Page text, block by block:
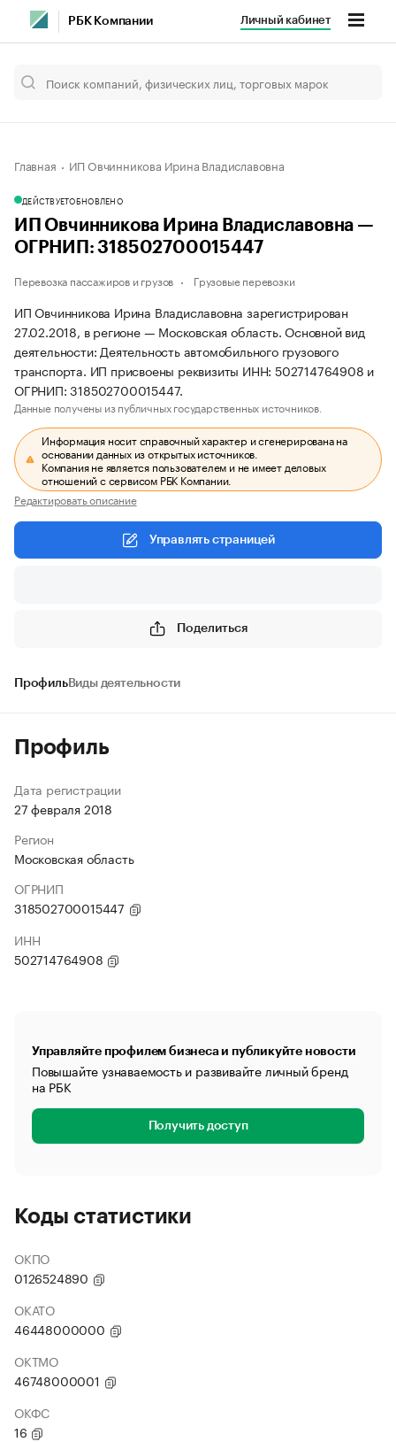
РБК Компании Личный кабинет
Главная ИП Овчинникова Ирина Владиславовна
ДЕЙСТВУЕТОБНОВЛЕНО
ИП Овчинникова Ирина Владиславовна —
ОГРНИП: 318502700015447
Перевозка пассажиров и грузов Грузовые перевозки
ИП Овчинникова Ирина Владиславовна зарегистрирован
27.02.2018, в регионе — Московская область. Основной вид
деятельности: Деятельность автомобильного грузового
транспорта. ИП присвоены реквизиты ИНН: 502714764908 и
ОГРНИП: 318502700015447.
Данные получены из публичных государственных источников.
Информация носит справочный характер и сгенерирована на
основании данных из открытых источников.
Компания не является пользователем и не имеет деловых
отношений с сервисом РБК Компании.
Редактировать описание
Управлять страницей
Поделиться
ПрофильВиды деятельности
Профиль
Дата регистрации
27 февраля 2018
Регион
Московская область
ОГРНИП
318502700015447
ИНН
502714764908
Управляйте профилем бизнеса и публикуйте новости
Повышайте узнаваемость и развивайте личный бренд
на РБК
Получить доступ
Коды статистики
ОКПО
0126524890
ОКАТО
46448000000
ОКТМО
46748000001
ОКФС
16